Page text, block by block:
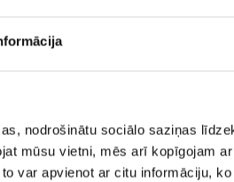
nodrošinātu sociālo saziņas
mūsu vietni, mēs arī kopīgojam
var apvienot ar citu informāciju,